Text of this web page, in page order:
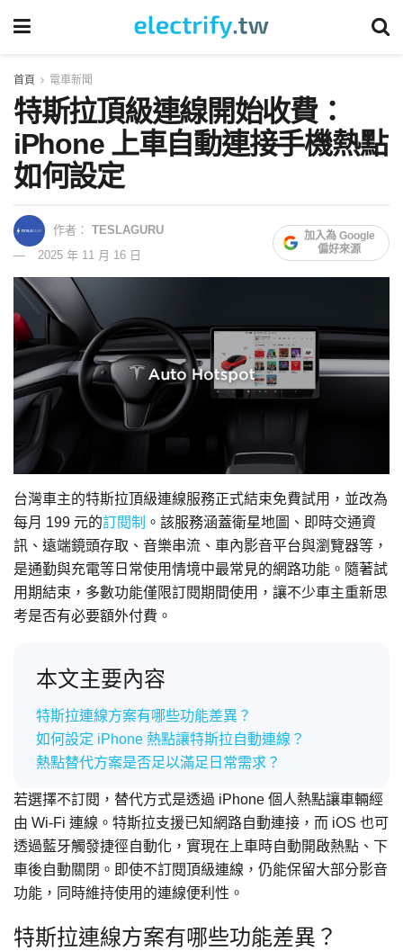
首頁 電車新聞
特斯拉頂級連線開始收費：
iPhone 上車自動連接手機熱點
如何設定
作者： TESLAGURU
2025 年 11 月 16 日
加入為 Google
偏好來源
台灣車主的特斯拉頂級連線服務正式結束免費試用，並改為
每月 199 元的訂閱制 。該服務涵蓋衛星地圖、即時交通資
訊、遠端鏡頭存取、音樂串流、車內影音平台與瀏覽器等，
是通勤與充電等日常使用情境中最常見的網路功能。隨著試
用期結束，多數功能僅限訂閱期間使用，讓不少車主重新思
考是否有必要額外付費。
本文主要內容
特斯拉連線方案有哪些功能差異？
如何設定 iPhone 熱點讓特斯拉自動連線？
熱點替代方案是否足以滿足日常需求？
若選擇不訂閱，替代方式是透過 iPhone 個人熱點讓車輛經
由 Wi-Fi 連線。特斯拉支援已知網路自動連接，而 iOS 也可
透過藍牙觸發捷徑自動化，實現在上車時自動開啟熱點、下
車後自動關閉。即使不訂閱頂級連線，仍能保留大部分影音
功能，同時維持使用的連線便利性。
特斯拉連線方案有哪些功能差異？